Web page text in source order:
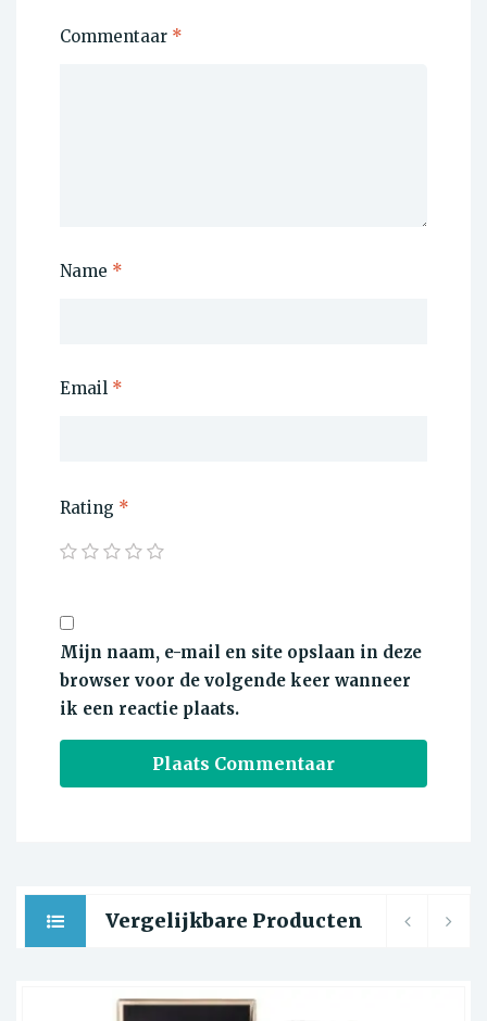
Commentaar *
Name *
Email *
Rating *
Mijn naam, e-mail en site opslaan in deze
browser voor de volgende keer wanneer
ik een reactie plaats.
Vergelijkbare Producten